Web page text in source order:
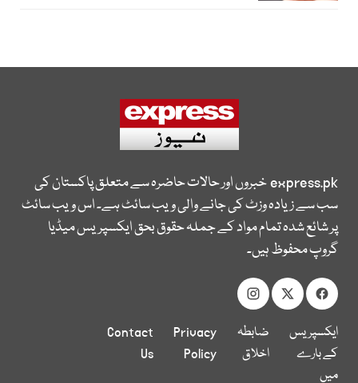
express.pkخبروں اور حالات حاضرہ سے متعلق پاکستان کی
سب سے زیادہ وزٹ کی جانے والی ویب سائٹ ہے۔ اس ویب سائٹ
پر شائع شدہ تمام مواد کے جملہ حقوق بحق ایکسپریس میڈیا
گروپ محفوظ ہیں۔
ایکسپریس
کے بارے
میں
ضابطہ
اخلاق
Privacy
Policy
Contact
Us